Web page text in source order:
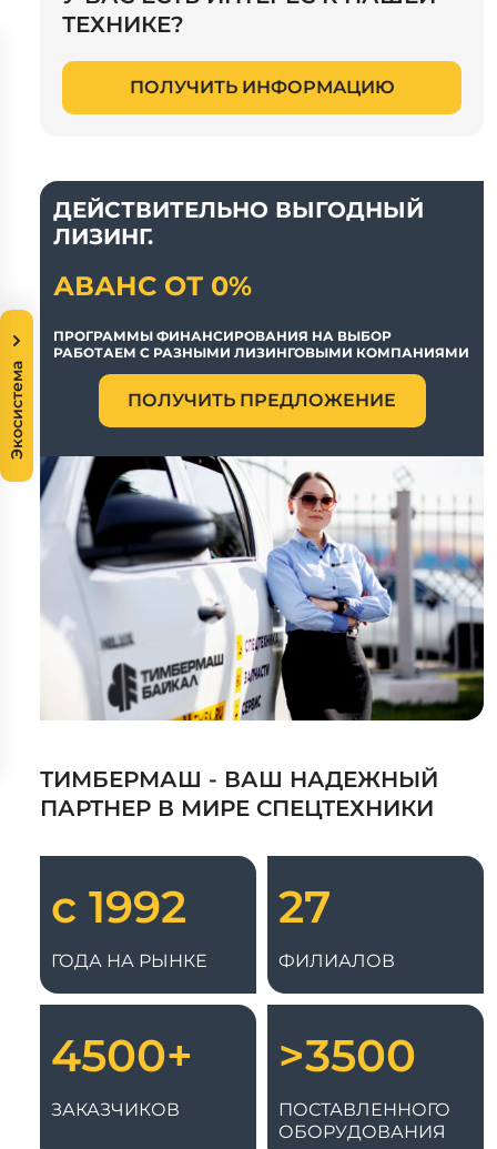
ТЕХНИКЕ?
ПОЛУЧИТЬ ИНФОРМАЦИЮ
ДЕЙСТВИТЕЛЬНО ВЫГОДНЫЙ
ЛИЗИНГ.
АВАНС ОТ 0%
ПРОГРАММЫ ФИНАНСИРОВАНИЯ НА ВЫБОР
РАБОТАЕМ С РАЗНЫМИ ЛИЗИНГОВЫМИ КОМПАНИЯМИ
ПОЛУЧИТЬ ПРЕДЛОЖЕНИЕ
ТИМБЕРМАШ - ВАШ НАДЕЖНЫЙ
ПАРТНЕР В МИРЕ СПЕЦТЕХНИКИ
с 1992
ГОДА НА РЫНКЕ
27
ФИЛИАЛОВ
4500+
ЗАКАЗЧИКОВ
>3500
ПОСТАВЛЕННОГО
ОБОРУДОВАНИЯ
Экосистема